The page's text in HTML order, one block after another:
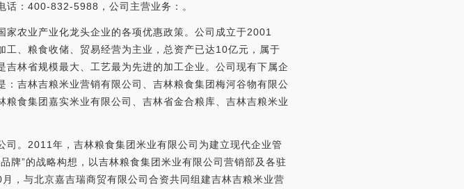
话：400-832-5988，公司主营业务：。
农业产业化龙头企业的各项优惠政策。公司成立于2001
、粮食收储、贸易经营为主业，总资产已达10亿元，属于
林省规模最大、工艺最为先进的加工企业。公司现有下属企
吉林吉粮米业营销有限公司、吉林粮食集团梅河谷物有限公
食集团嘉实米业有限公司、吉林省金合粮库、吉林吉粮米业
。2011年，吉林粮食集团米业有限公司为建立现代企业管
牌”的战略构想，以吉林粮食集团米业有限公司营销部及各驻
，与北京嘉吉瑞商贸有限公司合资共同组建吉林吉粮米业营